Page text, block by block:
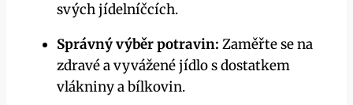
svých jídelníčcích.
Správný výběr potravin: Zaměřte se na
⁣zdravé a vyvážené ​jídlo s dostatkem
vlákniny a bílkovin.